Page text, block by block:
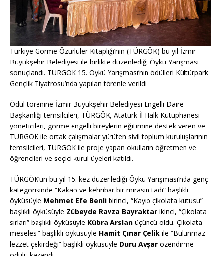
Türkiye Görme Özürlüler Kitaplığı’nın (TÜRGÖK) bu yıl İzmir
Büyükşehir Belediyesi ile birlikte düzenlediği Öykü Yarışması
sonuçlandı. TÜRGÖK 15. Öykü Yarışması’nın ödülleri Kültürpark
Gençlik Tiyatrosu’nda yapılan törenle verildi.
Ödül törenine İzmir Büyükşehir Belediyesi Engelli Daire
Başkanlığı temsilcileri, TÜRGÖK, Atatürk İl Halk Kütüphanesi
yöneticileri, görme engelli bireylerin eğitimine destek veren ve
TÜRGÖK ile ortak çalışmalar yürüten sivil toplum kuruluşlarının
temsilcileri, TÜRGÖK ile proje yapan okulların öğretmen ve
öğrencileri ve seçici kurul üyeleri katıldı.
TÜRGÖK’ün bu yıl 15. kez düzenlediği Öykü Yarışması’nda genç
kategorisinde “Kakao ve kehribar bir mirasın tadı” başlıklı
öyküsüyle Mehmet Efe Benli birinci, “Kayıp çikolata kutusu”
başlıklı öyküsüyle Zübeyde Ravza Bayraktar ikinci, “Çikolata
sırları” başlıklı öyküsüyle Kübra Arslan üçüncü oldu. Çikolata
meselesi” başlıklı öyküsüyle Hamit Çınar Çelik ile “Bulunmaz
lezzet çekirdeği” başlıklı öyküsüyle Duru Avşar özendirme